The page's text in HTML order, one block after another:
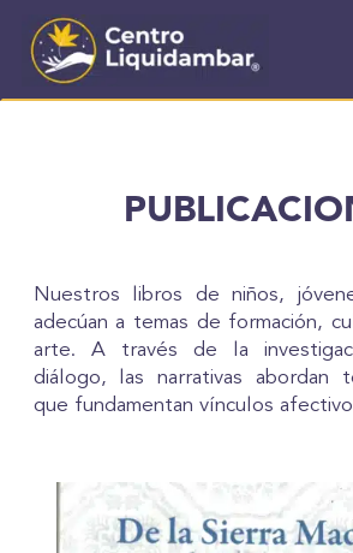
Nuestros libros de niños,
adecúan a temas de formación,
arte. A través de la
diálogo, las narrativas abordan
que fundamentan vínculos